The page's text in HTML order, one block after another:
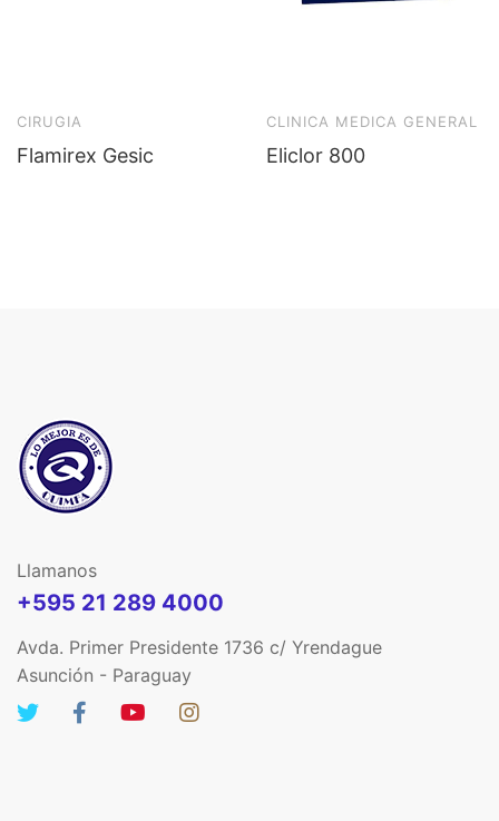
CIRUGIA
Flamirex Gesic
CLINICA MEDICA GENERAL
Eliclor 800
Llamanos
+595 21 289 4000
Avda. Primer Presidente 1736 c/ Yrendague
Asunción - Paraguay